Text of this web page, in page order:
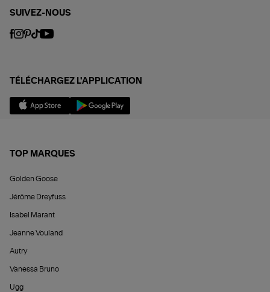
SUIVEZ-NOUS
TÉLÉCHARGEZ L'APPLICATION
TOP MARQUES
Golden Goose
Jérôme Dreyfuss
Isabel Marant
Jeanne Vouland
Autry
Vanessa Bruno
Ugg